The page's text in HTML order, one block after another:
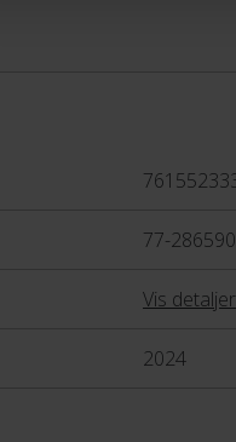
77-286590
Vis detaljer
2024